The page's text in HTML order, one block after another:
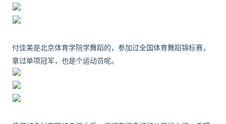
付佳美是北京体育学院学舞蹈的，参加过全国体育舞蹈锦标赛，
拿过单项冠军，也是个运动员呢。